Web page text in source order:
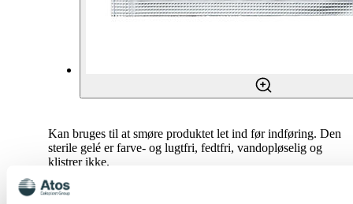
Kan bruges til at smøre produktet let ind før indføring. Den
sterile gelé er farve- og lugtfri, fedtfri, vandopløselig og
klistrer ikke.